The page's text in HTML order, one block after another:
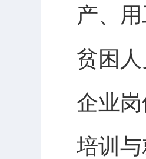
产、
贫困
企业
培训